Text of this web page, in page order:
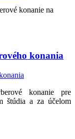
konanie na
konania
konanie pre
štúdia a za účelom